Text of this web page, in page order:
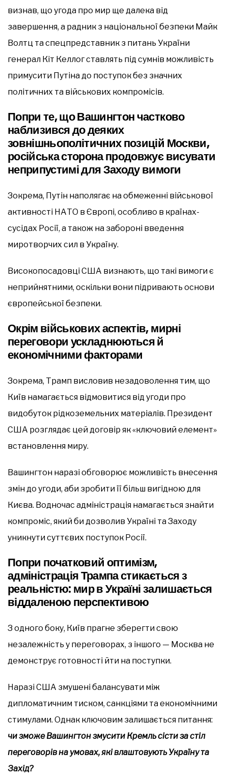
визнав, що угода про мир ще далека від
завершення, а радник з національної безпеки Майк
Волтц та спецпредставник з питань України
генерал Кіт Келлог ставлять під сумнів можливість
примусити Путіна до поступок без значних
політичних та військових компромісів.
Попри те, що Вашингтон частково
наблизився до деяких
зовнішньополітичних позицій Москви,
російська сторона продовжує висувати
неприпустимі для Заходу вимоги
Зокрема, Путін наполягає на обмеженні військової
активності НАТО в Європі, особливо в країнах-
сусідах Росії, а також на забороні введення
миротворчих сил в Україну.
Високопосадовці США визнають, що такі вимоги є
неприйнятними, оскільки вони підривають основи
європейської безпеки.
Окрім військових аспектів, мирні
переговори ускладнюються й
економічними факторами
Зокрема, Трамп висловив незадоволення тим, що
Київ намагається відмовитися від угоди про
видобуток рідкоземельних матеріалів. Президент
США розглядає цей договір як «ключовий елемент»
встановлення миру.
Вашингтон наразі обговорює можливість внесення
змін до угоди, аби зробити її більш вигідною для
Києва. Водночас адміністрація намагається знайти
компроміс, який би дозволив Україні та Заходу
уникнути суттєвих поступок Росії.
Попри початковий оптимізм,
адміністрація Трампа стикається з
реальністю: мир в Україні залишається
віддаленою перспективою
З одного боку, Київ прагне зберегти свою
незалежність у переговорах, з іншого — Москва не
демонструє готовності йти на поступки.
Наразі США змушені балансувати між
дипломатичним тиском, санкціями та економічними
стимулами. Однак ключовим залишається питання:
чи зможе Вашингтон змусити Кремль сісти за стіл
переговорів на умовах, які влаштовують Україну та
Захід?